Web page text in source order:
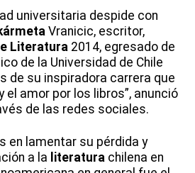
universitaria despide con
Vranicic, escritor,
Literatura 2014, egresado de
de la Universidad de Chile
de su inspiradora carrera que
el amor por los libros”, anunció
de las redes sociales.
en lamentar su pérdida y
a la literatura chilena en